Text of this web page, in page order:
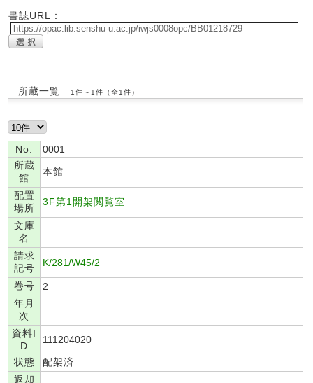
書誌URL：
所蔵一覧 1件～1件（全1件）
No.
0001
所蔵
館
本館
配置
場所
3F第1開架閲覧室
文庫
名
請求
記号
K/281/W45/2
巻号
2
年月
次
資料I
D
111204020
状態
配架済
返却